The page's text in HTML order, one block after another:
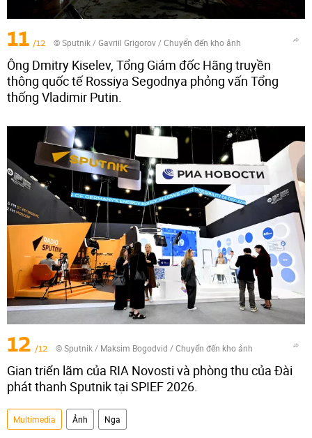
11 /12 © Sputnik / Gavriil Grigorov/Chuyển đến kho ảnh
Ông Dmitry Kiselev, Tổng Giám đốc Hãng truyền
thông quốc tế Rossiya Segodnya phỏng vấn Tổng
thống Vladimir Putin.
12 /12 © Sputnik / Maksim Bogodvid /Chuyển đến kho ảnh
Gian triển lãm của RIA Novosti và phòng thu của Đài
phát thanh Sputnik tại SPIEF 2026.
Multimedia Ảnh Nga